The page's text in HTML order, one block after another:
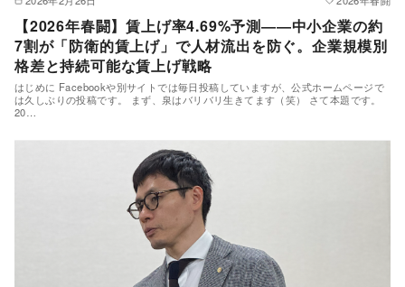
【2026年春闘】賃上げ率4.69%予測――中小企業の約
7割が「防衛的賃上げ」で人材流出を防ぐ。企業規模別
格差と持続可能な賃上げ戦略
はじめに Facebookや別サイトでは毎日投稿していますが、公式ホームページで
は久しぶりの投稿です。 まず、泉はバリバリ生きてます（笑） さて本題です。
20…